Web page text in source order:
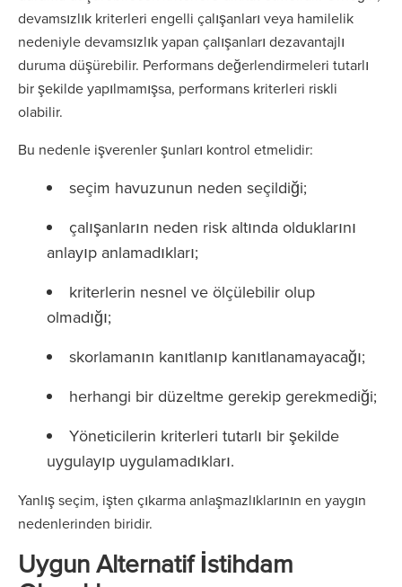
devamsızlık kriterleri engelli çalışanları veya hamilelik
nedeniyle devamsızlık yapan çalışanları dezavantajlı
duruma düşürebilir. Performans değerlendirmeleri tutarlı
bir şekilde yapılmamışsa, performans kriterleri riskli
olabilir.
Bu nedenle işverenler şunları kontrol etmelidir:
seçim havuzunun neden seçildiği;
çalışanların neden risk altında olduklarını
anlayıp anlamadıkları;
kriterlerin nesnel ve ölçülebilir olup
olmadığı;
skorlamanın kanıtlanıp kanıtlanamayacağı;
herhangi bir düzeltme gerekip gerekmediği;
Yöneticilerin kriterleri tutarlı bir şekilde
uygulayıp uygulamadıkları.
Yanlış seçim, işten çıkarma anlaşmazlıklarının en yaygın
nedenlerinden biridir.
Uygun Alternatif İstihdam